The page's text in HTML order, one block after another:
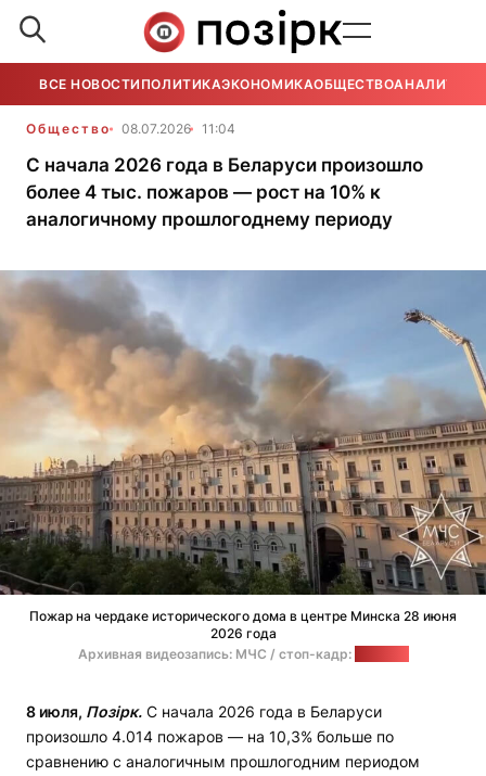
ВСЕ НОВОСТИ ПОЛИТИКАЭКОНОМИКАОБЩЕСТВОАНАЛИТИКА
Общество 08.07.2026 11:04
С начала 2026 года в Беларуси произошло
более 4 тыс. пожаров — рост на 10% к
аналогичному прошлогоднему периоду
Пожар на чердаке исторического дома в центре Минска 28 июня
2026 года
Архивная видеозапись: МЧС / стоп-кадр:
8 июля, Позірк. С начала 2026 года в Беларуси
произошло 4.014 пожаров — на 10,3% больше по
сравнению с аналогичным прошлогодним периодом